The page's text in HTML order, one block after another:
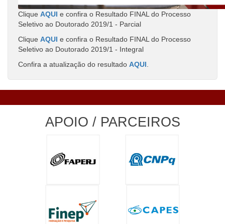
Clique AQUI e confira o Resultado FINAL do Processo
Seletivo ao Doutorado 2019/1 - Parcial
Clique AQUI e confira o Resultado FINAL do Processo
Seletivo ao Doutorado 2019/1 - Integral
Confira a atualização do resultado AQUI
APOIO / PARCEIROS